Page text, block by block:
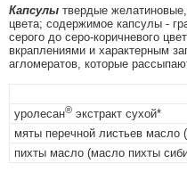
Капсулы твердые
цвета; содержимое капсулы -
серого до серо-коричневого
вкраплениями и характерным
агломератов, которые
уролесан® экстракт сухой*
мяты перечной листьев масло
пихты масло (масло пихты